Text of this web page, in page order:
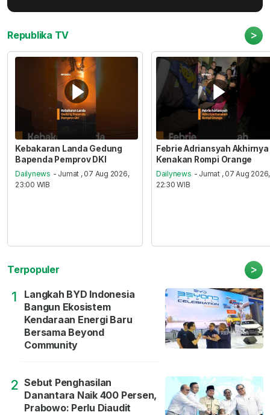
Republika TV >
Kebakaran Landa Gedung
Bapenda Pemprov DKI
Dailynews - Jumat , 07 Aug 2026,
23:00 WIB
Febrie Adriansyah Akhirnya
Kenakan Rompi Orange
Dailynews - Jumat , 07 Aug 2026,
22:30 WIB
Terpopuler >
1
Langkah BYD Indonesia
Bangun Ekosistem
Kendaraan Energi Baru
Bersama Beyond
Community
2 Sebut Penghasilan
Danantara Naik 400 Persen,
Prabowo: Perlu Diaudit